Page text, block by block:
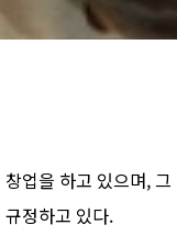
업을 하고 있으며, 그
정하고 있다.